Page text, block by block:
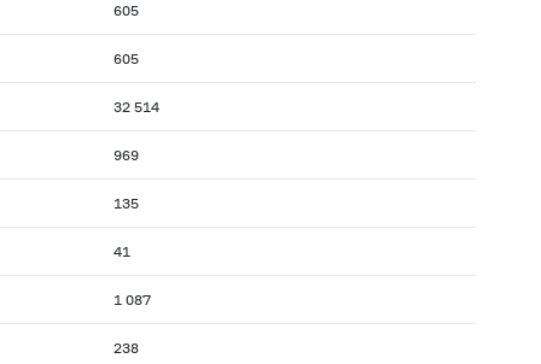
605
605
32 514
969
135
41
1 087
238